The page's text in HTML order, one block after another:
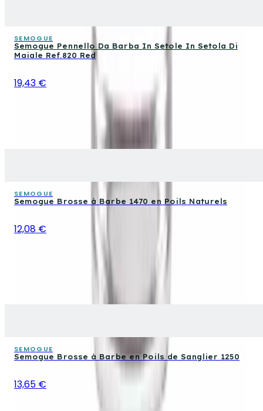
SEMOGUE
Semogue Pennello Da Barba In Setole In Setola Di
Maiale Ref.820 Red
19,43 €
SEMOGUE
Semogue Brosse à Barbe 1470 en Poils Naturels
12,08 €
SEMOGUE
Semogue Brosse à Barbe en Poils de Sanglier 1250
13,65 €